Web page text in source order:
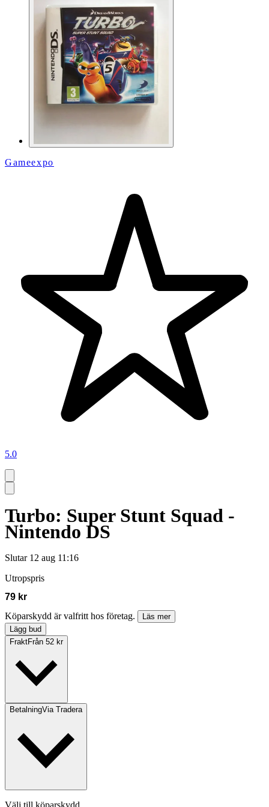
Gameexpo
5.0
Turbo: Super Stunt Squad -
Nintendo DS
Slutar 12 aug 11:16
Utropspris
79 kr
Köparskydd är valfritt hos företag.
Läs mer
Lägg bud
FraktFrån 52 kr
BetalningVia Tradera